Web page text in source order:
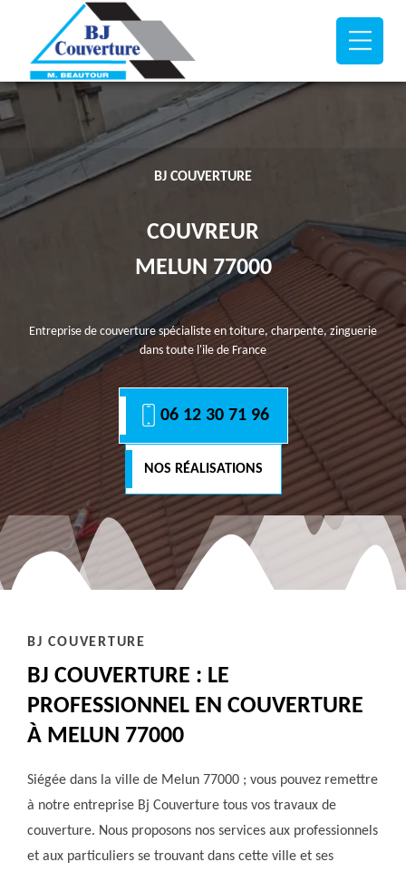
BJ COUVERTURE
COUVREUR
MELUN 77000
Entreprise de couverture spécialiste en toiture, charpente, zinguerie
dans toute l'ile de France
06 12 30 71 96
NOS RÉALISATIONS
BJ COUVERTURE
BJ COUVERTURE : LE
PROFESSIONNEL EN COUVERTURE
À MELUN 77000
Siégée dans la ville de Melun 77000 ; vous pouvez remettre
à notre entreprise Bj Couverture tous vos travaux de
couverture. Nous proposons nos services aux professionnels
et aux particuliers se trouvant dans cette ville et ses